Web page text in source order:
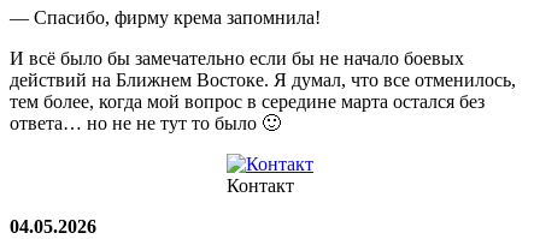
— Спасибо, фирму крема запомнила!
И всё было бы замечательно если бы не начало боевых
действий на Ближнем Востоке. Я думал, что все отменилось,
тем более, когда мой вопрос в середине марта остался без
ответа… но не не тут то было 🙂
Контакт
04.05.2026